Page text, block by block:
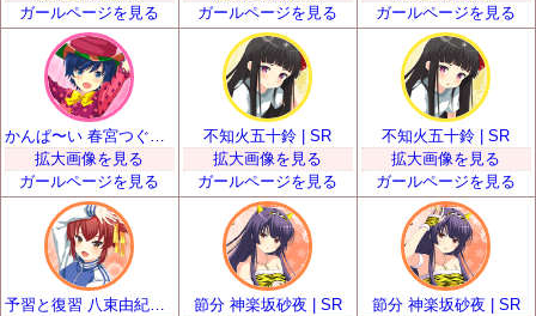
ガールページを見る
ガールページを見る
ガールページを見る
拡大画像を見る
ガールページを見る
不知火五十鈴 | SR
拡大画像を見る
ガールページを見る
不知火五十鈴 | SR
拡大画像を見る
ガールページを見る
節分 神楽坂砂夜 | SR
節分 神楽坂砂夜 | SR